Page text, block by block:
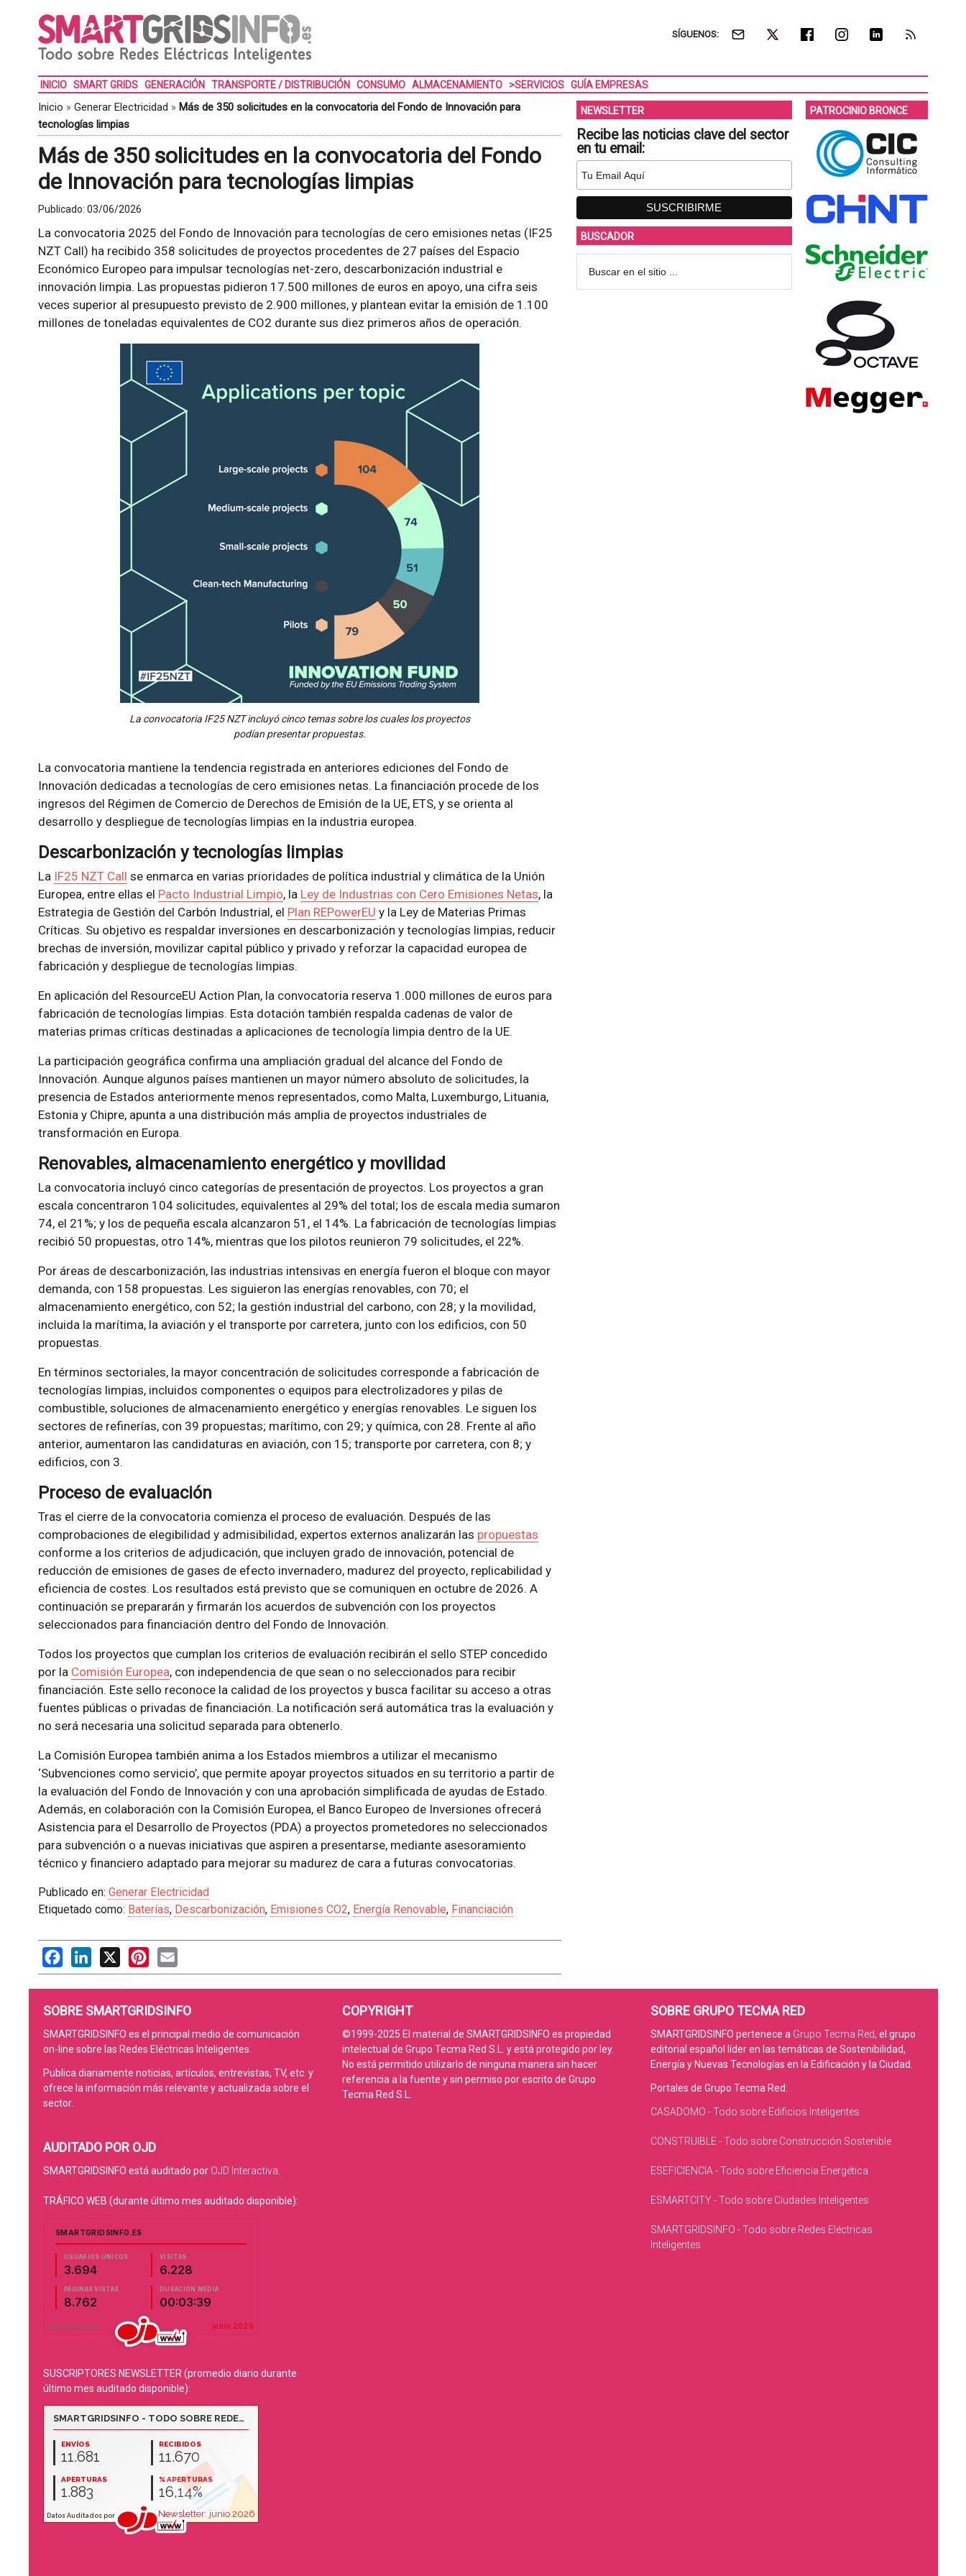
SÍGUENOS:
INICIO SMART GRIDS GENERACIÓN TRANSPORTE / DISTRIBUCIÓN CONSUMO ALMACENAMIENTO >SERVICIOS GUÍA EMPRESAS
Inicio » Generar Electricidad » Más de 350 solicitudes en la convocatoria del Fondo de Innovación para
tecnologías limpias
Más de 350 solicitudes en la convocatoria del Fondo
de Innovación para tecnologías limpias
Publicado: 03/06/2026
La convocatoria 2025 del Fondo de Innovación para tecnologías de cero emisiones netas (IF25
NZT Call) ha recibido 358 solicitudes de proyectos procedentes de 27 países del Espacio
Económico Europeo para impulsar tecnologías net-zero, descarbonización industrial e
innovación limpia. Las propuestas pidieron 17.500 millones de euros en apoyo, una cifra seis
veces superior al presupuesto previsto de 2.900 millones, y plantean evitar la emisión de 1.100
millones de toneladas equivalentes de CO2 durante sus diez primeros años de operación.
La convocatoria IF25 NZT incluyó cinco temas sobre los cuales los proyectos
podían presentar propuestas.
La convocatoria mantiene la tendencia registrada en anteriores ediciones del Fondo de
Innovación dedicadas a tecnologías de cero emisiones netas. La financiación procede de los
ingresos del Régimen de Comercio de Derechos de Emisión de la UE, ETS, y se orienta al
desarrollo y despliegue de tecnologías limpias en la industria europea.
Descarbonización y tecnologías limpias
La IF25 NZT Call se enmarca en varias prioridades de política industrial y climática de la Unión
Europea, entre ellas el Pacto Industrial Limpio, la Ley de Industrias con Cero Emisiones Netas, la
Estrategia de Gestión del Carbón Industrial, el Plan REPowerEU y la Ley de Materias Primas
Críticas. Su objetivo es respaldar inversiones en descarbonización y tecnologías limpias, reducir
brechas de inversión, movilizar capital público y privado y reforzar la capacidad europea de
fabricación y despliegue de tecnologías limpias.
En aplicación del ResourceEU Action Plan, la convocatoria reserva 1.000 millones de euros para
fabricación de tecnologías limpias. Esta dotación también respalda cadenas de valor de
materias primas críticas destinadas a aplicaciones de tecnología limpia dentro de la UE.
La participación geográfica confirma una ampliación gradual del alcance del Fondo de
Innovación. Aunque algunos países mantienen un mayor número absoluto de solicitudes, la
presencia de Estados anteriormente menos representados, como Malta, Luxemburgo, Lituania,
Estonia y Chipre, apunta a una distribución más amplia de proyectos industriales de
transformación en Europa.
Renovables, almacenamiento energético y movilidad
La convocatoria incluyó cinco categorías de presentación de proyectos. Los proyectos a gran
escala concentraron 104 solicitudes, equivalentes al 29% del total; los de escala media sumaron
74, el 21%; y los de pequeña escala alcanzaron 51, el 14%. La fabricación de tecnologías limpias
recibió 50 propuestas, otro 14%, mientras que los pilotos reunieron 79 solicitudes, el 22%.
Por áreas de descarbonización, las industrias intensivas en energía fueron el bloque con mayor
demanda, con 158 propuestas. Les siguieron las energías renovables, con 70; el
almacenamiento energético, con 52; la gestión industrial del carbono, con 28; y la movilidad,
incluida la marítima, la aviación y el transporte por carretera, junto con los edificios, con 50
propuestas.
En términos sectoriales, la mayor concentración de solicitudes corresponde a fabricación de
tecnologías limpias, incluidos componentes o equipos para electrolizadores y pilas de
combustible, soluciones de almacenamiento energético y energías renovables. Le siguen los
sectores de refinerías, con 39 propuestas; marítimo, con 29; y química, con 28. Frente al año
anterior, aumentaron las candidaturas en aviación, con 15; transporte por carretera, con 8; y
edificios, con 3.
Proceso de evaluación
Tras el cierre de la convocatoria comienza el proceso de evaluación. Después de las
comprobaciones de elegibilidad y admisibilidad, expertos externos analizarán las propuestas
conforme a los criterios de adjudicación, que incluyen grado de innovación, potencial de
reducción de emisiones de gases de efecto invernadero, madurez del proyecto, replicabilidad y
eficiencia de costes. Los resultados está previsto que se comuniquen en octubre de 2026. A
continuación se prepararán y firmarán los acuerdos de subvención con los proyectos
seleccionados para financiación dentro del Fondo de Innovación.
Todos los proyectos que cumplan los criterios de evaluación recibirán el sello STEP concedido
por la Comisión Europea, con independencia de que sean o no seleccionados para recibir
financiación. Este sello reconoce la calidad de los proyectos y busca facilitar su acceso a otras
fuentes públicas o privadas de financiación. La notificación será automática tras la evaluación y
no será necesaria una solicitud separada para obtenerlo.
La Comisión Europea también anima a los Estados miembros a utilizar el mecanismo
‘Subvenciones como servicio’, que permite apoyar proyectos situados en su territorio a partir de
la evaluación del Fondo de Innovación y con una aprobación simplificada de ayudas de Estado.
Además, en colaboración con la Comisión Europea, el Banco Europeo de Inversiones ofrecerá
Asistencia para el Desarrollo de Proyectos (PDA) a proyectos prometedores no seleccionados
para subvención o a nuevas iniciativas que aspiren a presentarse, mediante asesoramiento
técnico y financiero adaptado para mejorar su madurez de cara a futuras convocatorias.
Publicado en: Generar Electricidad
Etiquetado como: Baterías, Descarbonización, Emisiones CO2, Energía Renovable, Financiación
FacebookLinkedIn
X PinterestEmail
NEWSLETTER
Recibe las noticias clave del sector
en tu email:
BUSCADOR
PATROCINIO BRONCE
SOBRE SMARTGRIDSINFO
SMARTGRIDSINFO es el principal medio de comunicación
on-line sobre las Redes Eléctricas Inteligentes.
Publica diariamente noticias, artículos, entrevistas, TV, etc. y
ofrece la información más relevante y actualizada sobre el
sector.
AUDITADO POR OJD
SMARTGRIDSINFO está auditado por OJD Interactiva
TRÁFICO WEB (durante último mes auditado disponible):
SUSCRIPTORES NEWSLETTER (promedio diario durante
último mes auditado disponible):
COPYRIGHT
©1999-2025 El material de SMARTGRIDSINFO es propiedad
intelectual de Grupo Tecma Red S.L. y está protegido por ley.
No está permitido utilizarlo de ninguna manera sin hacer
referencia a la fuente y sin permiso por escrito de Grupo
Tecma Red S.L.
SOBRE GRUPO TECMA RED
SMARTGRIDSINFO pertenece a Grupo Tecma Red, el grupo
editorial español líder en las temáticas de Sostenibilidad,
Energía y Nuevas Tecnologías en la Edificación y la Ciudad.
Portales de Grupo Tecma Red:
CASADOMO - Todo sobre Edificios Inteligentes
CONSTRUIBLE - Todo sobre Construcción Sostenible
ESEFICIENCIA - Todo sobre Eficiencia Energética
ESMARTCITY - Todo sobre Ciudades Inteligentes
SMARTGRIDSINFO - Todo sobre Redes Eléctricas
Inteligentes